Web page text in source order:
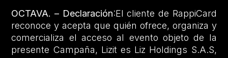
OCTAVA. – Declaración:El cliente de RappiCard
reconoce y acepta que quién ofrece, organiza y
comercializa el acceso al evento objeto de la
presente Campaña, Lizit es Liz Holdings S.A.S,